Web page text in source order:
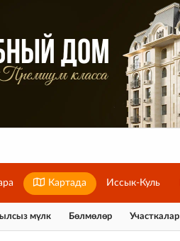
Картада Иссык-Куль
мүлк Бөлмөлөр Участкалар